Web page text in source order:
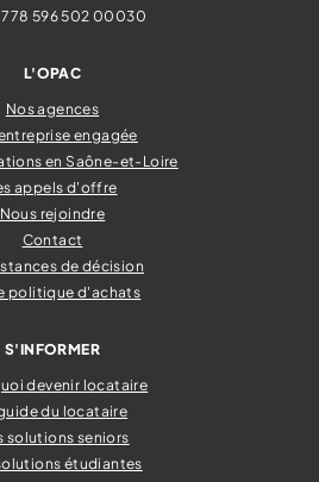
778 596 502 00030
L'OPAC
Nos agences
engagée
en Saône-et-Loire
appels d'offre
Nous rejoindre
Contact
de décision
politique d'achats
S'INFORMER
devenir locataire
du locataire
solutions seniors
étudiantes